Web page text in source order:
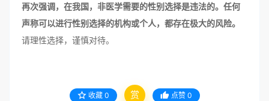
再次强调，在我国，非医学需要的性别选择是违法的。任何
声称可以进行性别选择的机构或个人，都存在极大的风险。
请理性选择，谨慎对待。
收藏 0 赏 点赞 0